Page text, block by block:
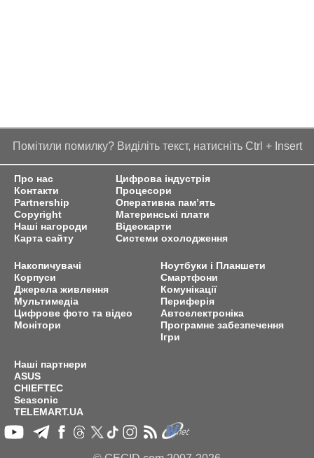
Помітили помилку? Виділіть текст, натисніть Ctrl + Insert
Про нас
Контакти
Partnership
Copyright
Наші нагороди
Карта сайту
Цифрова індустрія
Процесори
Оперативна пам’ять
Материнські плати
Відеокарти
Системи охолодження
Накопичувачі
Корпуси
Джерела живлення
Мультимедіа
Цифрове фото та відео
Монітори
Ноутбуки і Планшети
Смартфони
Комунікації
Периферія
Автоелектроніка
Програмне забезпечення
Ігри
Наші партнери
ASUS
CHIEFTEC
Seasonic
TELEMART.UA